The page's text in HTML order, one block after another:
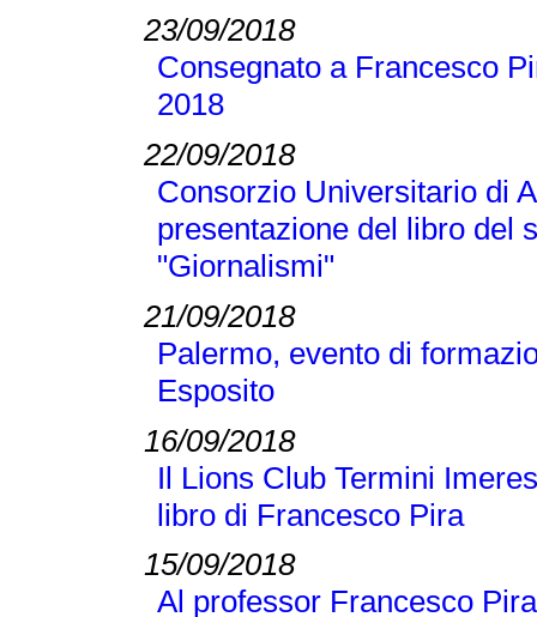
23/09/2018
Consegnato a Francesco
2018
22/09/2018
Consorzio Universitario di
presentazione del libro del
"Giornalismi"
21/09/2018
Palermo, evento di
Esposito
16/09/2018
Il Lions Club Termini
libro di Francesco Pira
15/09/2018
Al professor Francesco